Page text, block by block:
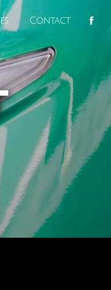
Contact